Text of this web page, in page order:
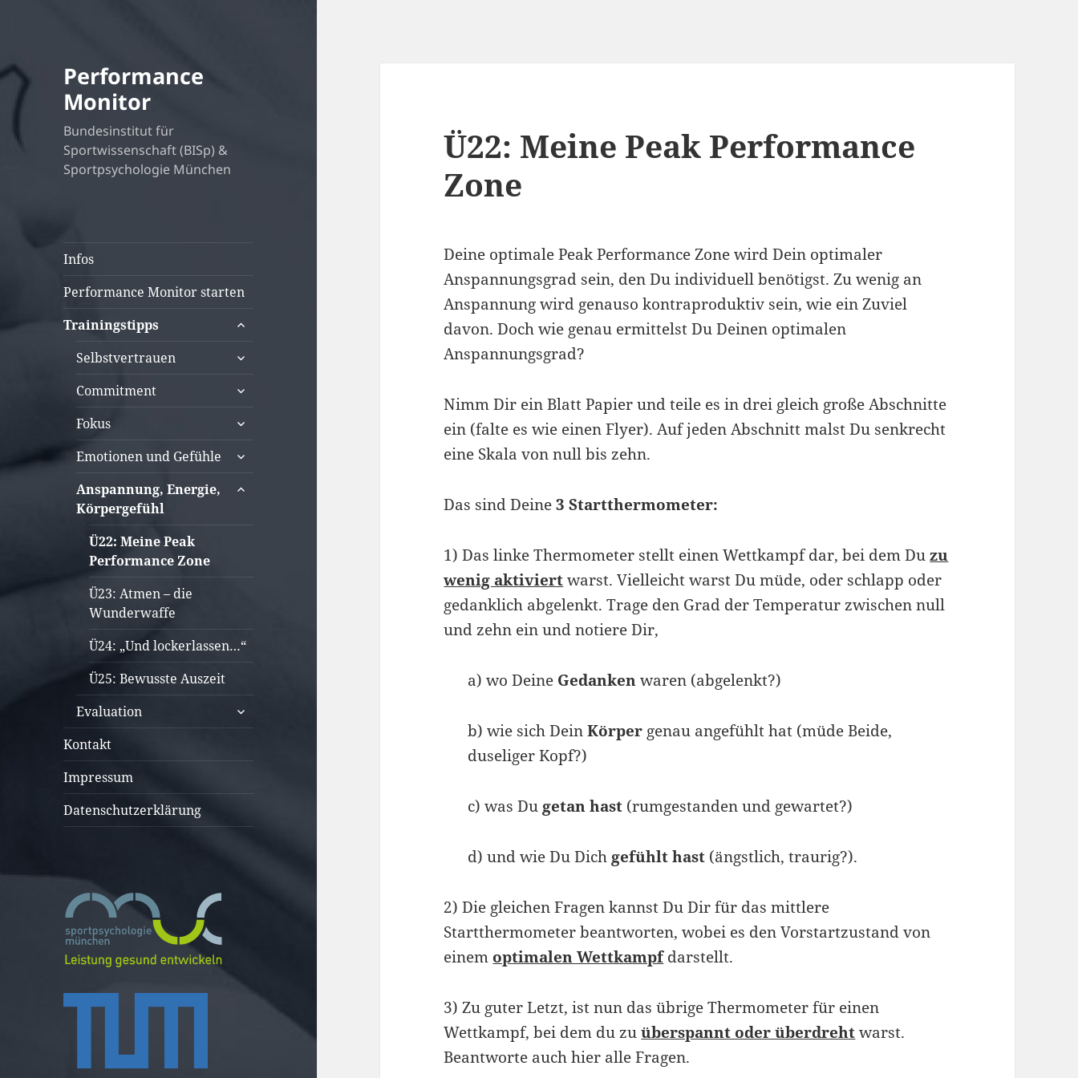
Performance
Monitor
Bundesinstitut für
Sportwissenschaft (BISp) &
Sportpsychologie München
Infos
Performance Monitor starten
Trainingstipps
untermenü
Selbstvertrauen
untermenü
Commitment
untermenü
Fokus
untermenü
Emotionen und Gefühle
untermenü
Anspannung, Energie,
Körpergefühl
untermenü
Ü22: Meine Peak
Performance Zone
Ü23: Atmen – die
Wunderwaffe
Ü24: „Und lockerlassen…“
Ü25: Bewusste Auszeit
Evaluation
untermenü
Kontakt
Impressum
Datenschutzerklärung
Ü22: Meine Peak Performance
Zone
Deine optimale Peak Performance Zone wird Dein optimaler
Anspannungsgrad sein, den Du individuell benötigst. Zu wenig an
Anspannung wird genauso kontraproduktiv sein, wie ein Zuviel
davon. Doch wie genau ermittelst Du Deinen optimalen
Anspannungsgrad?
Nimm Dir ein Blatt Papier und teile es in drei gleich große Abschnitte
ein (falte es wie einen Flyer). Auf jeden Abschnitt malst Du senkrecht
eine Skala von null bis zehn.
Das sind Deine3 Startthermometer:
1) Das linke Thermometer stellt einen Wettkampf dar, bei dem Duzu
wenig aktiviert warst. Vielleicht warst Du müde, oder schlapp oder
gedanklich abgelenkt. Trage den Grad der Temperatur zwischen null
und zehn ein und notiere Dir,
a) wo Deine Gedankenwaren (abgelenkt?)
b) wie sich DeinKörper genau angefühlt hat (müde Beide,
duseliger Kopf?)
c) was Du getan hast (rumgestanden und gewartet?)
d) und wie Du Dich gefühlt hast (ängstlich, traurig?).
2) Die gleichen Fragen kannst Du Dir für das mittlere
Startthermometer beantworten, wobei es den Vorstartzustand von
einem optimalen Wettkampfdarstellt.
3) Zu guter Letzt, ist nun das übrige Thermometer für einen
Wettkampf, bei dem du zuüberspannt oder überdrehtwarst.
Beantworte auch hier alle Fragen.